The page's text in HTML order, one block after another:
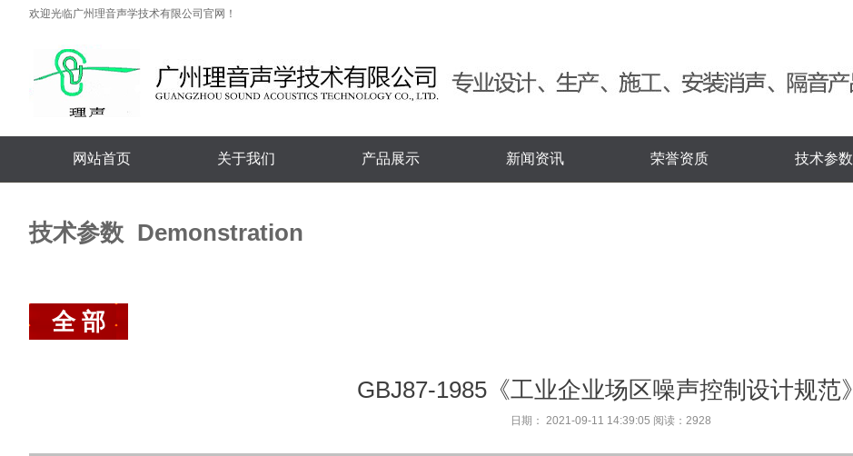
欢迎光临广州理音声学技术有限公司官网！
网站首页 关于我们 产品展示 新闻资讯 荣誉资质 技术参数
技术参数 Demonstration
全 部
GBJ87-1985《工业企业场区噪声控制设计规范》
日期： 2021-09-11 14:39:05 阅读： 2928